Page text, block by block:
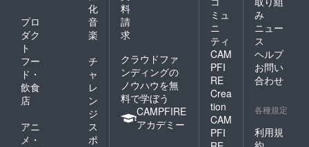
化
プロ
ダク
ト
音
楽
フー
ド・
飲食
店
チ
ャ
レ
ン
ジ
アニ
メ・
ス
ポ
料
請
求
クラウドファ
ンディングの
ノウハウを無
料で学ぼう
CAMPFIRE
アカデミー
ミュ
ニ
ティ
CAM
PFI
RE
Crea
tion
CAM
PFI
み
ニュー
ス
ヘルプ
お問い
合わせ
各種規定
利用規